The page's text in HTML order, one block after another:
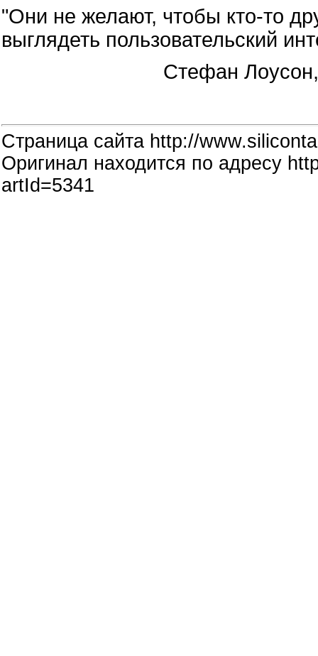
"Они не желают, чтобы кто-то
выглядеть пользовательский
Стефан
Страница сайта http://
Оригинал находится по адресу
artId=5341